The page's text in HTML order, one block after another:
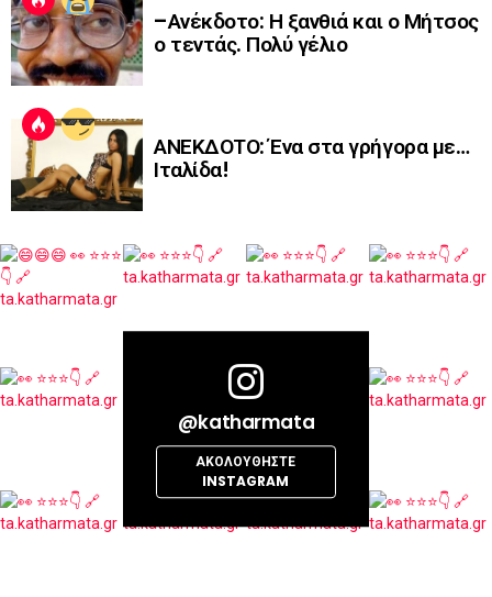
–Ανέκδοτο: Η ξανθιά και ο Μήτσος
ο τεντάς. Πολύ γέλιο
ΑΝΕΚΔΟΤΟ: Ένα στα γρήγορα με…
Ιταλίδα!
@katharmata
ΑΚΟΛΟΥΘΉΣΤΕ
INSTAGRAM